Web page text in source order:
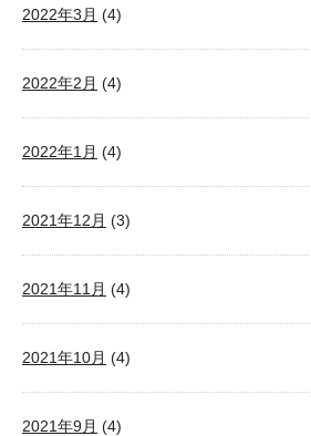
2022年3月 (4)
2022年2月 (4)
2022年1月 (4)
2021年12月 (3)
2021年11月 (4)
2021年10月 (4)
2021年9月 (4)